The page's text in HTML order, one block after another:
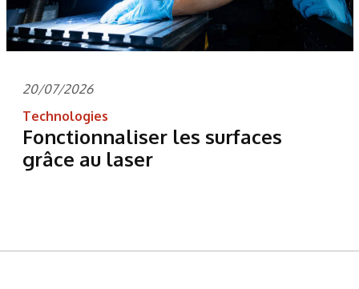
20/07/2026
Technologies
Fonctionnaliser les surfaces
grâce au laser